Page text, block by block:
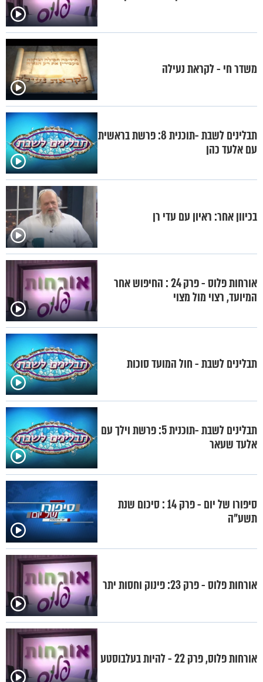
משדר חי - לקראת נעילה
תבלינים לשבת -תוכנית 8: פרשת בראשית
עם אלעד כהן
בכיוון אחר: ראיון עם עדי רן
אורחות פלוס - פרק 24 : החיפוש אחר
המיועד, רצוי מול מצוי
תבלינים לשבת - חול המועד סוכות
תבלינים לשבת -תוכנית 5: פרשת וילך עם
אלעד שעאר
סיפורו של יום - פרק 14 : סיכום שנת
תשע"ה
אורחות פלוס - פרק 23: פינוק וחסות יתר
אורחות פלוס, פרק 22 - להיות בעלבוסטע